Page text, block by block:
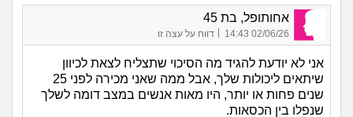
אחותופל, בת 45
02/06/26 14:43 דווח על עצה זו
אני לא יודעת להגיד מה הסיכוי שתצליח לצאת לכיוון
שיתאים ליכולות שלך, אבל ממה שאני מכירה לפני 25
שנים פחות או יותר, היו מאות אנשים במצב דומה לשלך
שנפלו בין הכסאות.